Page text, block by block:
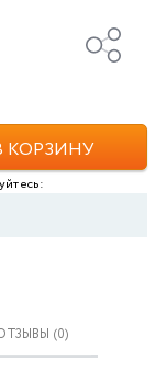
КОРЗИНУ
(0)